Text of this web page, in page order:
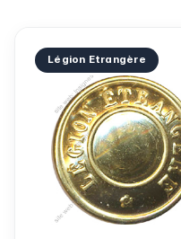
Légion Etrangère